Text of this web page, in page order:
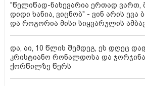
"წელიწად-ნახევარია ერთად ვართ,
დიდი ხანია, ვიცნობ" - ვინ არის ევა
და როგორია მისი სიყვარულის
და, აი, 10 წლის შემდეგ, ეს დღეც
კრისტიანო რონალდოსა და
ქორწილზე წერს